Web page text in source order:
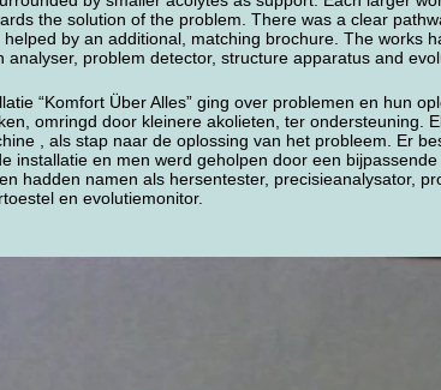
the solution of the problem. There was a clear
helped by an additional, matching brochure. The works
analyser, problem detector, structure apparatus and
“Komfort Über Alles” ging over problemen en hun
omringd door kleinere akolieten, ter ondersteuning.
, als stap naar de oplossing van het probleem. Er
installatie en men werd geholpen door een bijpassende
hadden namen als hersentester, precisieanalysator,
en evolutiemonitor.